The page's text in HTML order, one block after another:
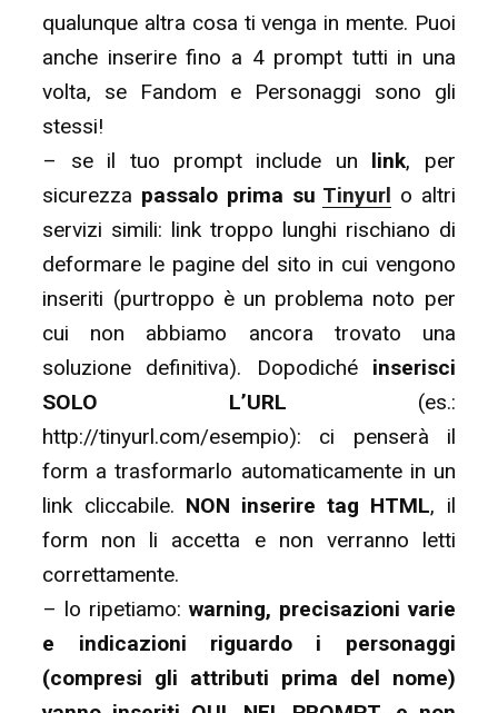
qualunque altra cosa ti venga in mente. Puoi
anche inserire fino a 4 prompt tutti in una
volta, se Fandom e Personaggi sono gli
stessi!
– se il tuo prompt include un link, per
sicurezza passalo prima su Tinyurl o altri
servizi simili: link troppo lunghi rischiano di
deformare le pagine del sito in cui vengono
inseriti (purtroppo è un problema noto per
cui non abbiamo ancora trovato una
soluzione definitiva). Dopodiché inserisci
SOLO L’URL (es.:
http://tinyurl.com/esempio): ci penserà il
form a trasformarlo automaticamente in un
link cliccabile. NON inserire tag HTML, il
form non li accetta e non verranno letti
correttamente.
– lo ripetiamo: warning, precisazioni varie
e indicazioni riguardo i personaggi
(compresi gli attributi prima del nome)